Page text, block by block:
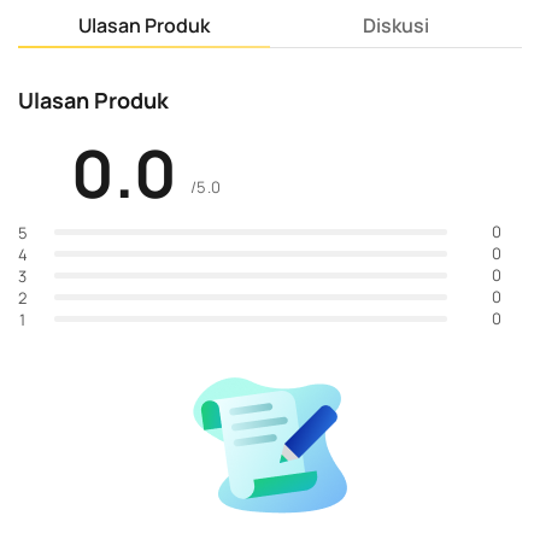
Ulasan Produk Diskusi
Ulasan Produk
0.0 /5.0
5
0
4
0
3
0
2
0
1
0